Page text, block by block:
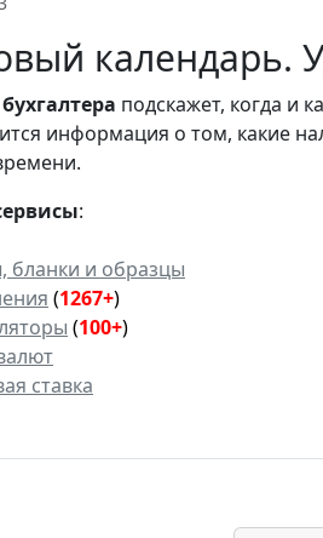
календарь.
бухгалтера подскажет, когда и
информация о том, какие
:
бланки и образцы
(1267+)
(100+)
ставка